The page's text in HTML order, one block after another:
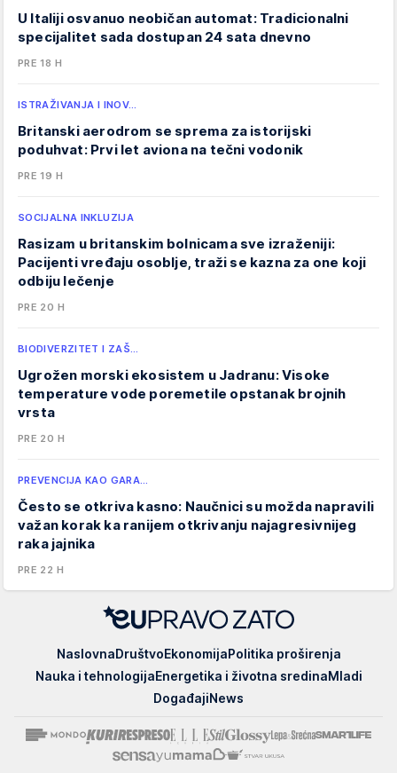
U Italiji osvanuo neobičan automat: Tradicionalni
specijalitet sada dostupan 24 sata dnevno
PRE 18 H
ISTRAŽIVANJA I INOV…
Britanski aerodrom se sprema za istorijski
poduhvat: Prvi let aviona na tečni vodonik
PRE 19 H
SOCIJALNA INKLUZIJA
Rasizam u britanskim bolnicama sve izraženiji:
Pacijenti vređaju osoblje, traži se kazna za one koji
odbiju lečenje
PRE 20 H
BIODIVERZITET I ZAŠ…
Ugrožen morski ekosistem u Jadranu: Visoke
temperature vode poremetile opstanak brojnih
vrsta
PRE 20 H
PREVENCIJA KAO GARA…
Često se otkriva kasno: Naučnici su možda napravili
važan korak ka ranijem otkrivanju najagresivnijeg
raka jajnika
PRE 22 H
EUpravo
zato
NaslovnaDruštvoEkonomijaPolitika proširenja
Nauka i tehnologijaEnergetika i životna sredinaMladi
DogađajiNews